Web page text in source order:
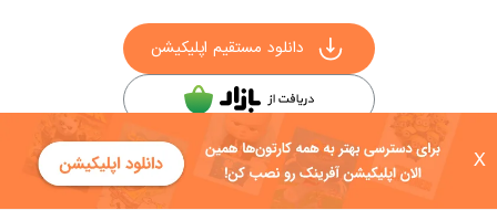
X
دانلود مستقیم اپلیکیشن
سایر راه‌های دانلود آفرینک